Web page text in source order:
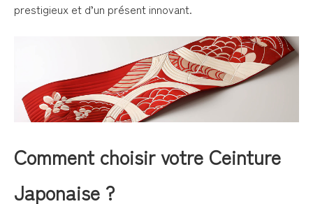
prestigieux et d’un présent innovant.
Comment choisir votre Ceinture
Japonaise ?